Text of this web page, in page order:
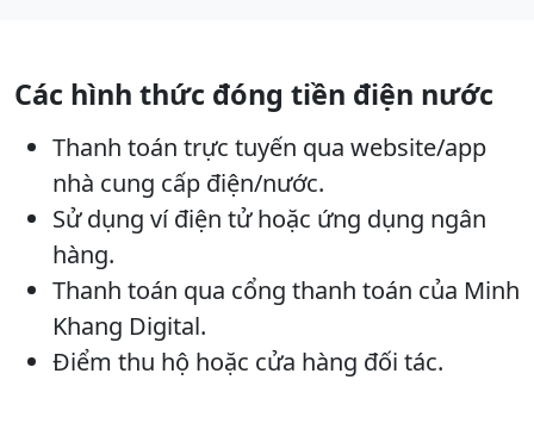
Các hình thức đóng tiền điện nước
Thanh toán trực tuyến qua website/app
nhà cung cấp điện/nước.
Sử dụng ví điện tử hoặc ứng dụng ngân
hàng.
Thanh toán qua cổng thanh toán của Minh
Khang Digital.
Điểm thu hộ hoặc cửa hàng đối tác.